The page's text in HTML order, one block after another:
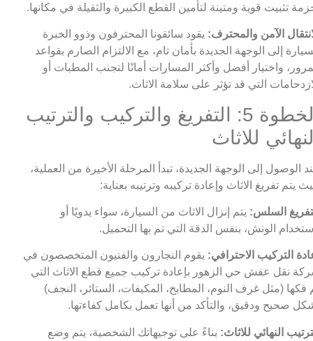
تثبيت قوية ومتينة لتأمين القطع الكبيرة والثقيلة في مكانها.
الآمن والمحترف: يقود سائقونا المحترفون وذوو الخبرة
إلى الوجهة الجديدة بأمان تام، مع الالتزام الصارم بقواعد
واختيار أفضل وأكثر المسارات أمانًا لتجنب المطبات أو
التي قد تؤثر على سلامة الاثاث.
الخطوة 5: التفريغ والتركيب والترتيب
للاثاث
الوصول إلى الوجهة الجديدة، تبدأ المرحلة الأخيرة من العملية،
يتم تفريغ الاثاث وإعادة تركيبه وترتيبه بعناية:
السلس: يتم إنزال الاثاث من السيارة، سواء يدويًا أو
الونش، بنفس الدقة التي تم بها التحميل.
التركيب الاحترافي: يقوم النجارون والفنيون المتخصصون في
نقل عفش حي الزهور بإعادة تركيب جميع قطع الاثاث التي
فكها (مثل غرف النوم، المطابخ، المكيفات، الستائر، النجف)
صحيح ودقيق، والتأكد من أنها تعمل بكامل كفاءتها.
النهائي للاثاث: بناءً على توجيهاتك الشخصية، يتم وضع